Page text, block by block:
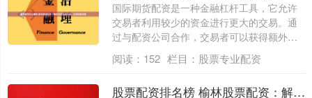
国际期货配资是一种金融杠杆工具，它允许
交易者利用较少的资金进行更大的交易。通
过与配资公司合作，交易者可以获得额外的
资金，....
阅读： 152 栏目： 股票专业配资
股票配资排名榜 榆林股票配资：解锁财富新密码，助你投资无忧